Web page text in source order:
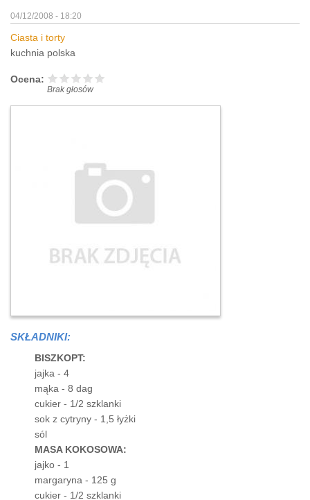
04/12/2008 - 18:20
Ciasta i torty
kuchnia polska
Ocena:
Brak głosów
SKŁADNIKI:
BISZKOPT:
jajka - 4
mąka - 8 dag
cukier - 1/2 szklanki
sok z cytryny - 1,5 łyżki
sól
MASA KOKOSOWA:
jajko - 1
margaryna - 125 g
cukier - 1/2 szklanki